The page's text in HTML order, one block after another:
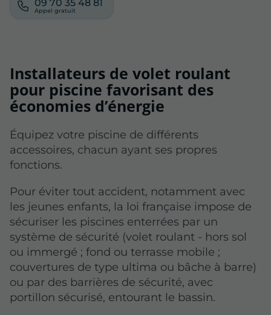
09 70 35 48 81
Installateurs de volet roulant
pour piscine favorisant des
économies d’énergie
Équipez votre piscine de différents
accessoires, chacun ayant ses propres
fonctions.
Pour éviter tout accident, notamment avec
les jeunes enfants, la loi française impose de
sécuriser les piscines enterrées par un
système de sécurité (volet roulant - hors sol
ou immergé ; fond ou terrasse mobile ;
couvertures de type ultima ou bâche à barre)
ou par des barrières de sécurité, avec
portillon sécurisé, entourant le bassin.